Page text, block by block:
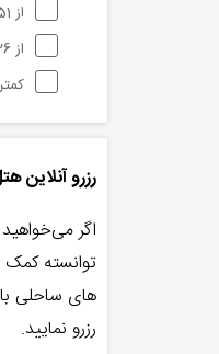
از 51 باب تا 100 باب
از 26 باب تا 50 باب
کمتر
رزرو آنلاین
اگر
توانسته کمک
های ساحلی
رزرو نمایید.